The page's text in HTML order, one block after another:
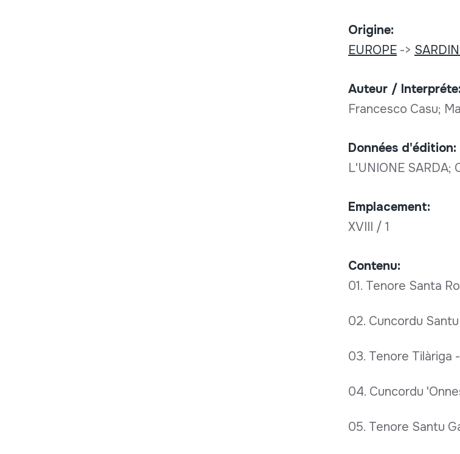
Origine:
EUROPE->
Auteur / Interpréte:
Francesco Casu;
Données d'édition:
L'UNIONE SARDA;
Emplacement:
XVIII / 1
Contenu:
01. Tenore Santa
02. Cuncordu
03. Tenore Tilàriga -
04. Cuncordu
05. Tenore Santu